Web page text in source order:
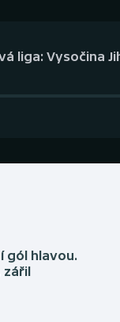
liga: Vysočina
gól hlavou.
zářil